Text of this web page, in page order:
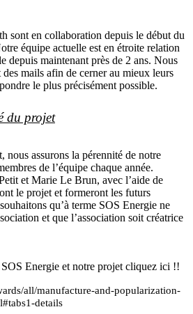
sont en collaboration depuis le début du
équipe actuelle est en étroite relation
depuis maintenant près de 2 ans. Nous
mails afin de cerner au mieux leurs
le plus précisément possible.
du projet
nous assurons la pérennité de notre
de l’équipe chaque année.
et Marie Le Brun, avec l’aide de
le projet et formeront les futurs
qu’à terme SOS Energie ne
et que l’association soit créatrice
Energie et notre projet cliquez ici !!
all/manufacture-and-popularization-
details